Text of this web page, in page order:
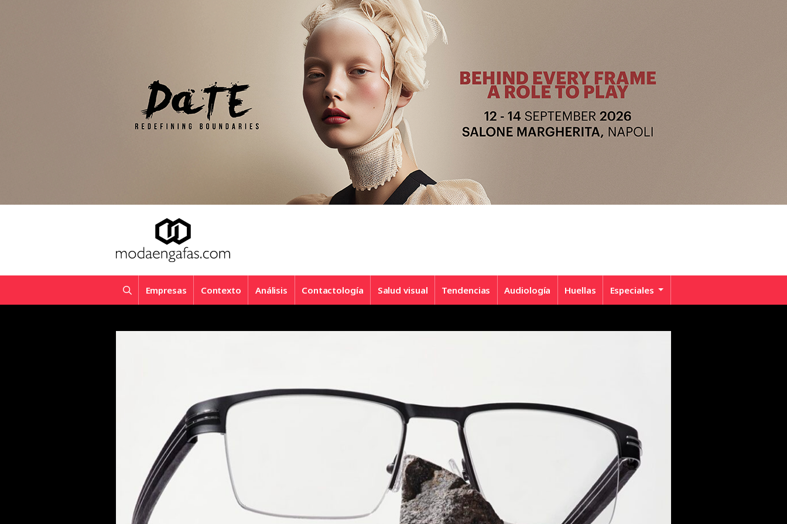
Empresas Contexto Análisis Contactología Salud visual Tendencias Audiología Huellas Especiales